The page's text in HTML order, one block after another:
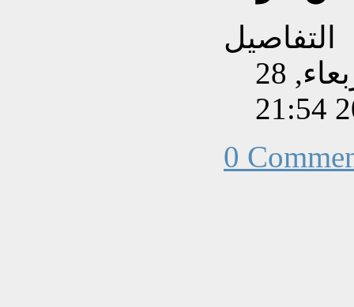
التفاصيل
تم إنشاءه بتاريخ الأربعاء, 28
0